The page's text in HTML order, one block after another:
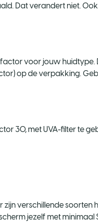
Dat verandert niet.
voor jouw huidtype.
op de verpakking.
30, met UVA-filter te
verschillende soorten
jezelf met minimaal